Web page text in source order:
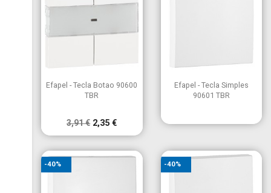
Vista rápida
Efapel - Tecla Botao 90600
TBR
3,91 € 2,35 €
 Vista rápida
Efapel - Tecla Simples
90601 TBR
-40% -40%